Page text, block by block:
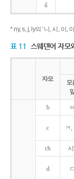
ű
* ny, s, j, ly의 ‘니, 시, 이,
표 11 스웨덴어 자모
자모
모
b ㅂ
c ㅋ,
ch
d ㄷ